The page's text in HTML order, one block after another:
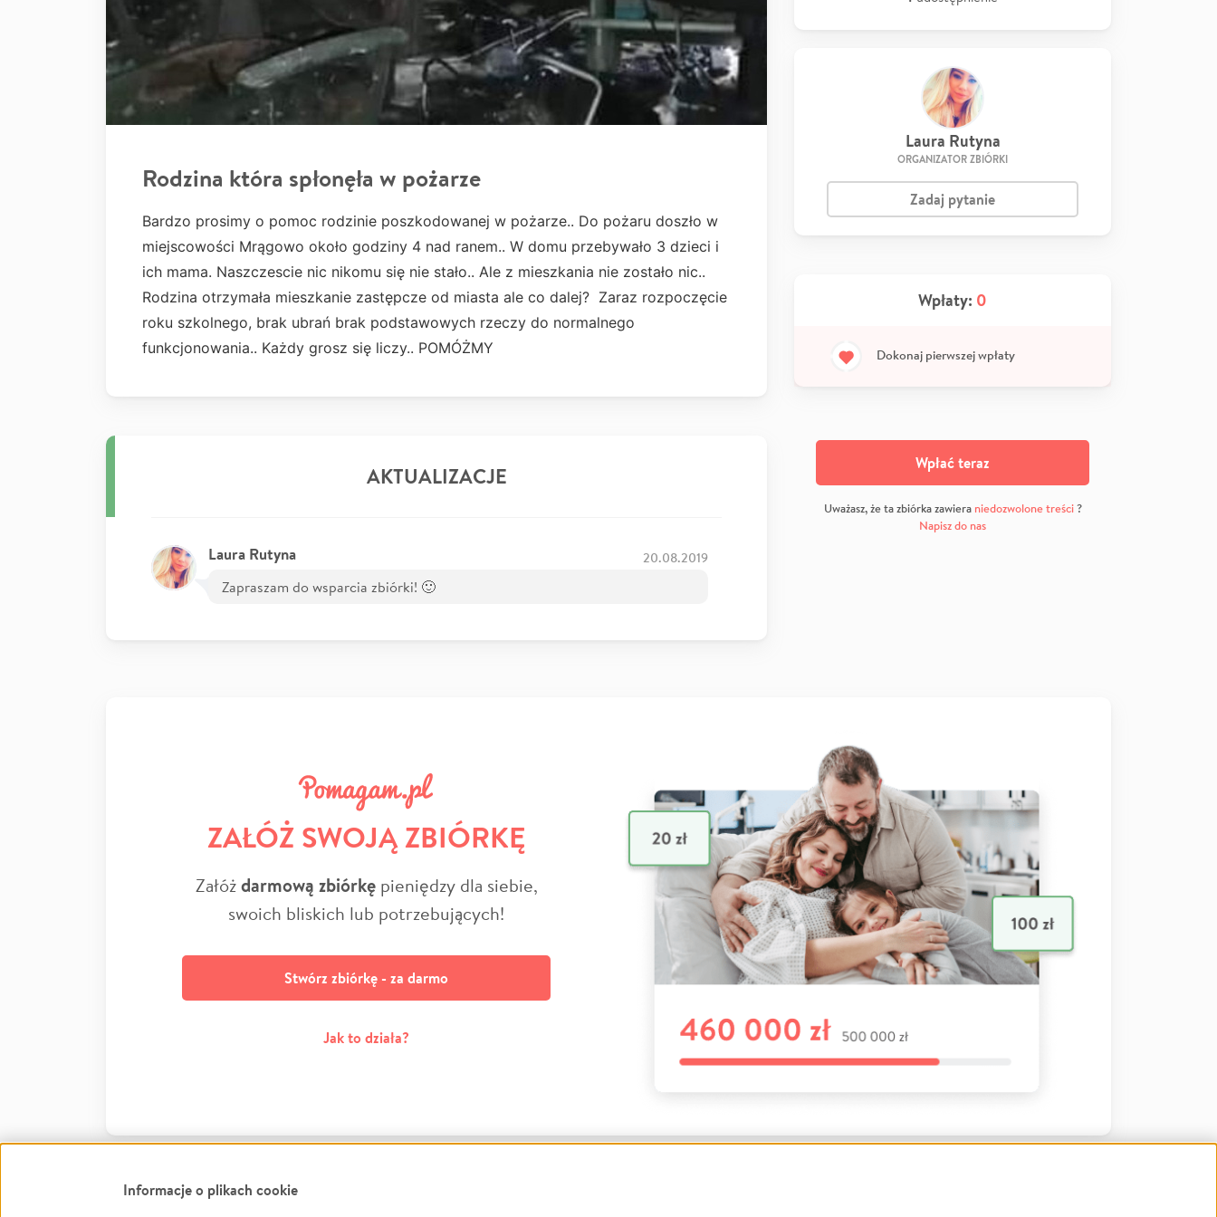
Rodzina która spłonęła w pożarze
Bardzo prosimy o pomoc rodzinie poszkodowanej w pożarze.. Do pożaru doszło w
miejscowości Mrągowo około godziny 4 nad ranem.. W domu przebywało 3 dzieci i
ich mama. Naszczescie nic nikomu się nie stało.. Ale z mieszkania nie zostało nic..
Rodzina otrzymała mieszkanie zastępcze od miasta ale co dalej? Zaraz rozpoczęcie
roku szkolnego, brak ubrań brak podstawowych rzeczy do normalnego
funkcjonowania.. Każdy grosz się liczy.. POMÓŻMY
AKTUALIZACJE
Laura Rutyna 20.08.2019
Zapraszam do wsparcia zbiórki! 🙂
Laura Rutyna
ORGANIZATOR ZBIÓRKI
Zadaj pytanie
Wpłaty: 0
Dokonaj pierwszej wpłaty
Wpłać teraz
Uważasz, że ta zbiórka zawiera niedozwolone treści?
Napisz do nas
ZAŁÓŻ SWOJĄ ZBIÓRKĘ
Załóżdarmową zbiórkępieniędzy dla siebie,
swoich bliskich lub potrzebujących!
Stwórz zbiórkę - za darmo
Jak to działa?
Informacje o plikach cookie